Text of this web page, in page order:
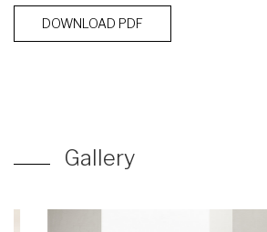
DOWNLOAD PDF
Gallery